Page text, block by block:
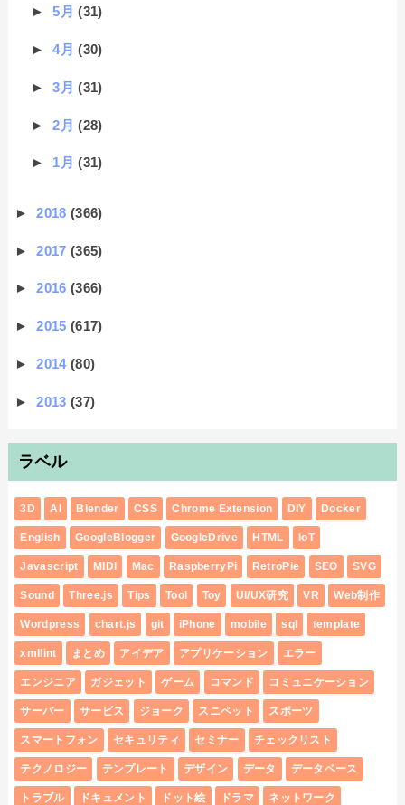
►5月(31)
►4月(30)
►3月(31)
►2月(28)
► 1月(31)
►2018(366)
►2017(365)
►2016(366)
►2015(617)
►2014(80)
►2013(37)
ラベル
3D AI Blender CSS Chrome Extension DIY Docker
English GoogleBlogger GoogleDrive HTML IoT
Javascript MIDI Mac RaspberryPi RetroPie SEO SVG
Sound Three.js Tips Tool Toy UI/UX研究 VR Web制作
Wordpress chart.js git iPhone mobile sql template
xmllint まとめ アイデア アプリケーション エラー
エンジニア ガジェット ゲーム コマンド コミュニケーション
サーバー サービス ジョーク スニペット スポーツ
スマートフォン セキュリティ セミナー チェックリスト
テクノロジー テンプレート デザイン データ データベース
トラブル ドキュメント ドット絵 ドラマ ネットワーク